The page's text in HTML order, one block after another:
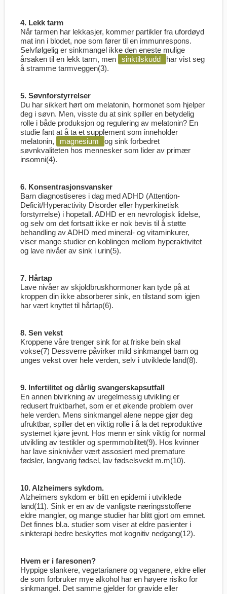
4. Lekk tarm
Når tarmen har lekkasjer, kommer partikler fra ufordøyd
mat inn i blodet, noe som fører til en immunrespons.
Selvfølgelig er sinkmangel ikke den eneste mulige
årsaken til en lekk tarm, men
sinktilskudd
har vist seg
å stramme tarmveggen(3).
5. Søvnforstyrrelser
Du har sikkert hørt om melatonin, hormonet som hjelper
deg i søvn. Men, visste du at sink spiller en betydelig
rolle i både produksjon og regulering av melatonin? En
studie fant at å ta et supplement som inneholder
melatonin,
magnesium
og sink forbedret
søvnkvaliteten hos mennesker som lider av primær
insomni(4).
6. Konsentrasjonsvansker
Barn diagnostiseres i dag med ADHD (Attention-
Deficit/Hyperactivity Disorder eller hyperkinetisk
forstyrrelse) i hopetall. ADHD er en nevrologisk lidelse,
og selv om det fortsatt ikke er nok bevis til å støtte
behandling av ADHD med mineral- og vitaminkurer,
viser mange studier en koblingen mellom hyperaktivitet
og lave nivåer av sink i urin(5).
7. Hårtap
Lave nivåer av skjoldbruskhormoner kan tyde på at
kroppen din ikke absorberer sink, en tilstand som igjen
har vært knyttet til hårtap(6).
8. Sen vekst
Kroppene våre trenger sink for at friske bein skal
vokse(7) Dessverre påvirker mild sinkmangel barn og
unges vekst over hele verden, selv i utviklede land(8).
9. Infertilitet og dårlig svangerskapsutfall
En annen bivirkning av uregelmessig utvikling er
redusert fruktbarhet, som er et økende problem over
hele verden. Mens sinkmangel alene neppe gjør deg
ufruktbar, spiller det en viktig rolle i å la det reproduktive
systemet kjøre jevnt. Hos menn er sink viktig for normal
utvikling av testikler og spermmobilitet(9). Hos kvinner
har lave sinknivåer vært assosiert med premature
fødsler, langvarig fødsel, lav fødselsvekt m.m(10).
10. Alzheimers sykdom.
Alzheimers sykdom er blitt en epidemi i utviklede
land(11). Sink er en av de vanligste næringsstoffene
eldre mangler, og mange studier har blitt gjort om emnet.
Det finnes bl.a. studier som viser at eldre pasienter i
sinkterapi bedre beskyttes mot kognitiv nedgang(12).
Hvem er i faresonen?
Hyppige slankere, vegetarianere og veganere, eldre eller
de som forbruker mye alkohol har en høyere risiko for
sinkmangel. Det samme gjelder for gravide eller